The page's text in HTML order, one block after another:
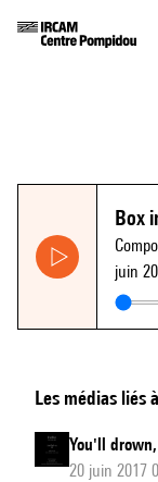
Box
juin
Les médias liés
You'll
20 juin 2017